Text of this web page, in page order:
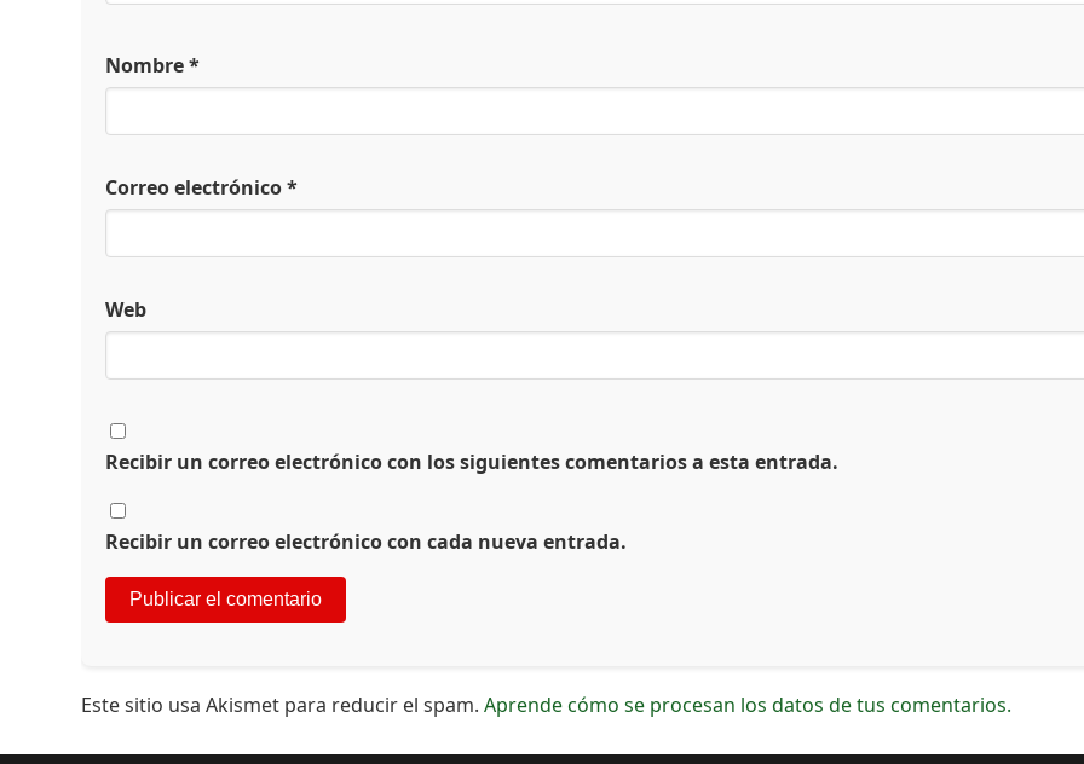
Nombre*
Correo electrónico*
Web
Recibir un correo electrónico con los siguientes comentarios a esta entrada.
Recibir un correo electrónico con cada nueva entrada.
Este sitio usa Akismet para reducir el spam.Aprende cómo se procesan los datos de tus comentarios.